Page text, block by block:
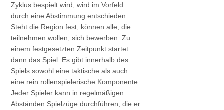
Zyklus bespielt wird, wird im Vorfeld
durch eine Abstimmung entschieden.
Steht die Region fest, können alle, die
teilnehmen wollen, sich bewerben. Zu
einem festgesetzten Zeitpunkt startet
dann das Spiel. Es gibt innerhalb des
Spiels sowohl eine taktische als auch
eine rein rollenspielerische Komponente.
Jeder Spieler kann in regelmäßigen
Abständen Spielzüge durchführen, die er